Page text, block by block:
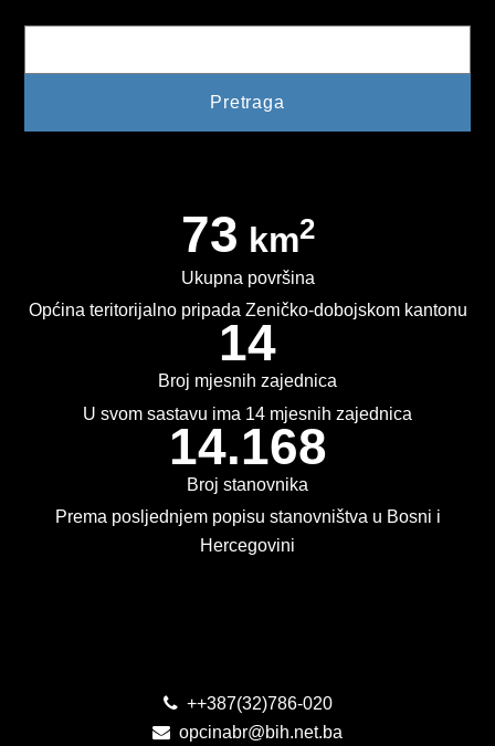
73 km2
Ukupna površina
Općina teritorijalno pripada Zeničko-dobojskom kantonu
14
Broj mjesnih zajednica
U svom sastavu ima 14 mjesnih zajednica
14.168
Broj stanovnika
Prema posljednjem popisu stanovništva u Bosni i
Hercegovini
++387(32)786-020
opcinabr@bih.net.ba
PLAN JAVNIH NABAVKI
USLUGE IZ ANEKSA II DIO B ZJN BIH
KONKURSI ZA IZRADU IDEJNOG RJEŠENJA